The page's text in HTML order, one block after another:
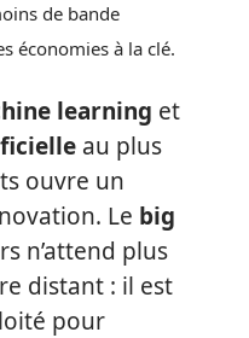
de bande
économies à la clé.
learning et
au plus
ouvre un
Le big
n’attend plus
distant : il est
pour